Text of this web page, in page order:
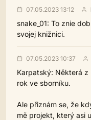
07.05.2023 13:12
snake_01: To znie
svojej knižnici.
07.05.2023 10:37
Karpatský: Některá
rok ve sborníku.
Ale přiznám se, že
mě projekt, který asi